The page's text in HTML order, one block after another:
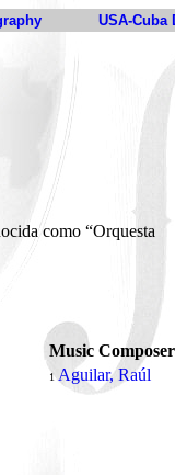
USA-Cuba
como “Orquesta
Music Composer
1 Aguilar, Raúl